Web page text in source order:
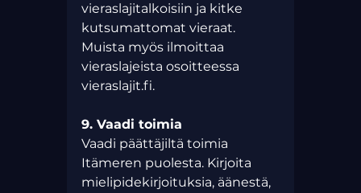
vieraslajitalkoisiin ja kitke
kutsumattomat vieraat.
Muista myös ilmoittaa
vieraslajeista osoitteessa
vieraslajit.fi.
9. Vaadi toimia
Vaadi päättäjiltä toimia
Itämeren puolesta. Kirjoita
mielipidekirjoituksia, äänestä,